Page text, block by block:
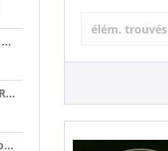
élém. trouvés